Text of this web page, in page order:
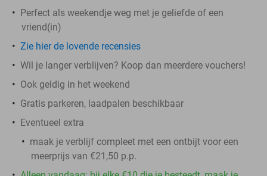
Perfect als weekendje weg met je geliefde of een
vriend(in)
Zie hier de lovende recensies
Wil je langer verblijven? Koop dan meerdere vouchers!
Ook geldig in het weekend
Gratis parkeren, laadpalen beschikbaar
Eventueel extra
maak je verblijf compleet met een ontbijt voor een
meerprijs van €21,50 p.p.